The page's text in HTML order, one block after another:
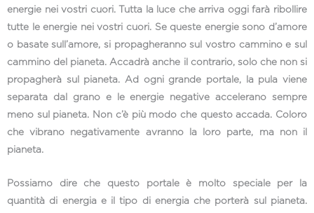
energie nei vostri cuori. Tutta la luce che arriva oggi farà ribollire
tutte le energie nei vostri cuori. Se queste energie sono d’amore
o basate sull’amore, si propagheranno sul vostro cammino e sul
cammino del pianeta. Accadrà anche il contrario, solo che non si
propagherà sul pianeta. Ad ogni grande portale, la pula viene
separata dal grano e le energie negative accelerano sempre
meno sul pianeta. Non c’è più modo che questo accada. Coloro
che vibrano negativamente avranno la loro parte, ma non il
pianeta.
Possiamo dire che questo portale è molto speciale per la
quantità di energia e il tipo di energia che porterà sul pianeta.